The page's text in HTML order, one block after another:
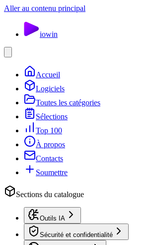
Aller au contenu principal
iowin
Accueil
Logiciels
Toutes les catégories
Sélections
Top 100
À propos
Contacts
Soumettre
Sections du catalogue
Outils IA
Sécurité et confidentialité